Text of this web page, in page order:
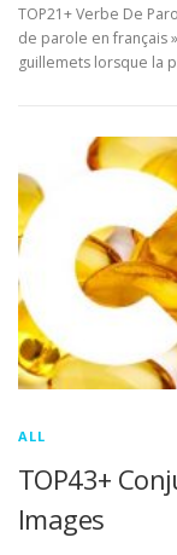
TOP21+ Verbe De
de parole en français
guillemets lorsque la
ALL
TOP43+
Images